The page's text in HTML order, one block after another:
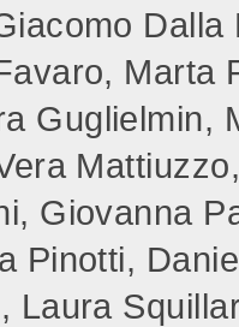
Marta
Guglielmin,
Giovanna
Pinotti,
Laura